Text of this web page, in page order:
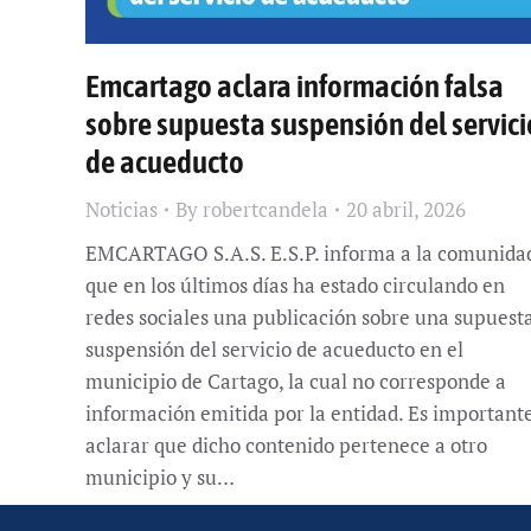
Emcartago aclara información falsa
sobre supuesta suspensión del
de acueducto
Noticias By robertcandela
20 abril, 2026
EMCARTAGO S.A.S. E.S.P. informa a la
que en los últimos días ha estado circulando en
redes sociales una publicación sobre una
suspensión del servicio de acueducto en el
municipio de Cartago, la cual no corresponde a
información emitida por la entidad. Es
aclarar que dicho contenido pertenece a otro
municipio y su…